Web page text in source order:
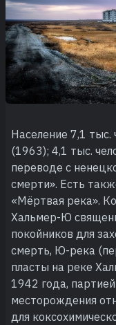
Население 7,1 тыс.
(1963); 4,1 тыс.
переводе с
смерти». Есть
«Мёртвая река».
Хальмер-Ю
покойников для
смерть, Ю-река
пласты на реке
1942 года, партией
месторождения
для